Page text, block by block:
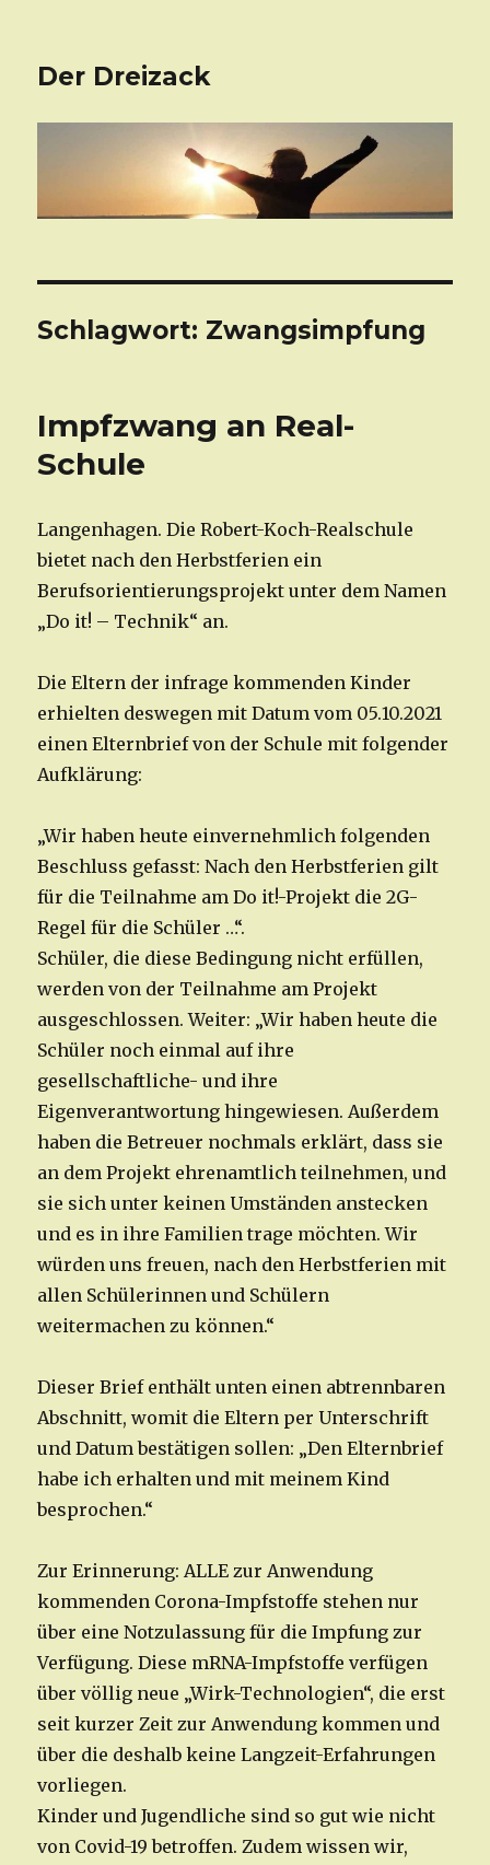
Der Dreizack
Schlagwort: Zwangsimpfung
Impfzwang an Real-
Schule
Langenhagen. Die Robert-Koch-Realschule
bietet nach den Herbstferien ein
Berufsorientierungsprojekt unter dem Namen
„Do it! – Technik“ an.
Die Eltern der infrage kommenden Kinder
erhielten deswegen mit Datum vom 05.10.2021
einen Elternbrief von der Schule mit folgender
Aufklärung:
„Wir haben heute einvernehmlich folgenden
Beschluss gefasst: Nach den Herbstferien gilt
für die Teilnahme am Do it!-Projekt die 2G-
Regel für die Schüler …“.
Schüler, die diese Bedingung nicht erfüllen,
werden von der Teilnahme am Projekt
ausgeschlossen. Weiter: „Wir haben heute die
Schüler noch einmal auf ihre
gesellschaftliche- und ihre
Eigenverantwortung hingewiesen. Außerdem
haben die Betreuer nochmals erklärt, dass sie
an dem Projekt ehrenamtlich teilnehmen, und
sie sich unter keinen Umständen anstecken
und es in ihre Familien trage möchten. Wir
würden uns freuen, nach den Herbstferien mit
allen Schülerinnen und Schülern
weitermachen zu können.“
Dieser Brief enthält unten einen abtrennbaren
Abschnitt, womit die Eltern per Unterschrift
und Datum bestätigen sollen: „Den Elternbrief
habe ich erhalten und mit meinem Kind
besprochen.“
Zur Erinnerung: ALLE zur Anwendung
kommenden Corona-Impfstoffe stehen nur
über eine Notzulassung für die Impfung zur
Verfügung. Diese mRNA-Impfstoffe verfügen
über völlig neue „Wirk-Technologien“, die erst
seit kurzer Zeit zur Anwendung kommen und
über die deshalb keine Langzeit-Erfahrungen
vorliegen.
Kinder und Jugendliche sind so gut wie nicht
von Covid-19 betroffen. Zudem wissen wir,